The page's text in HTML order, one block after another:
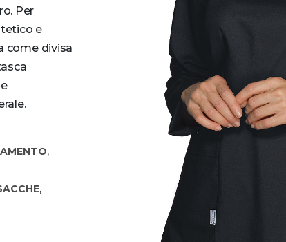
Per
e
come divisa
,
,